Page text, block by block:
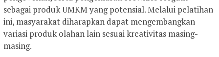
sebagai produk UMKM yang potensial. Melalui pelatihan
ini, masyarakat diharapkan dapat mengembangkan
variasi produk olahan lain sesuai kreativitas masing-
masing.